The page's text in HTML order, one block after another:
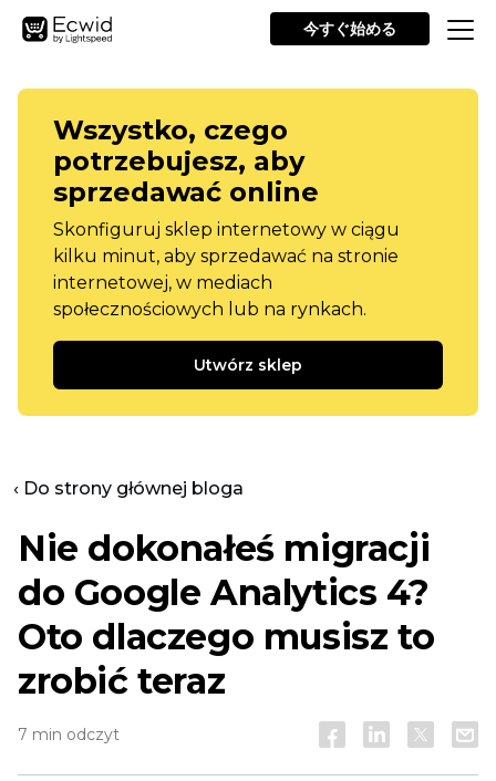
今すぐ始める
Wszystko, czego
potrzebujesz, aby
sprzedawać online
Skonfiguruj sklep internetowy w ciągu
kilku minut, aby sprzedawać na stronie
internetowej, w mediach
społecznościowych lub na rynkach.
Utwórz sklep
‹ Do strony głównej bloga
Nie dokonałeś migracji
do Google Analytics 4?
Oto dlaczego musisz to
zrobić teraz
7 min odczyt